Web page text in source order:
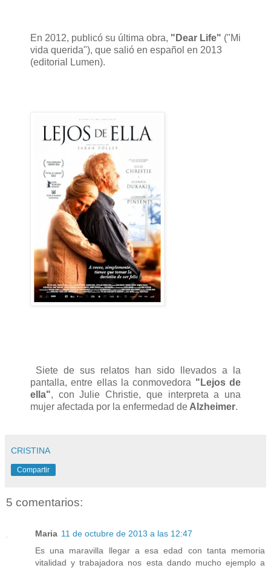
En 2012, publicó su última obra, "Dear Life" ("Mi
vida querida"), que salió en español en 2013
(editorial Lumen).
Siete de sus relatos han sido llevados a la
pantalla, entre ellas la conmovedora "Lejos de
ella", con Julie Christie, que interpreta a una
mujer afectada por la enfermedad de Alzheimer.
CRISTINA
Compartir
5 comentarios:
Maria 11 de octubre de 2013 a las 12:47
Es una maravilla llegar a esa edad con tanta memoria
vitalidad y trabajadora nos esta dando mucho ejemplo a